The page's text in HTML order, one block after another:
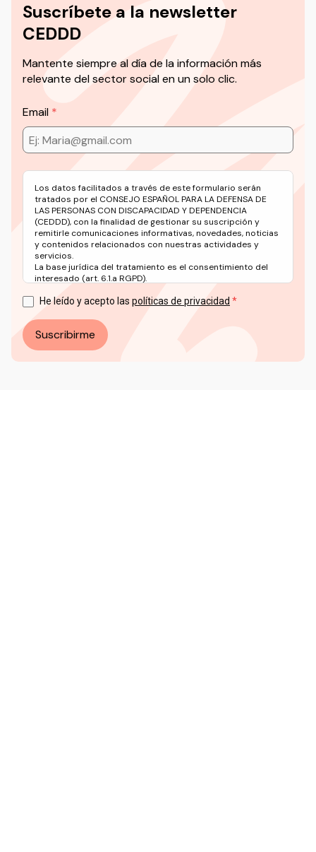
Suscríbete a la newsletter
CEDDD
Mantente siempre al día de la información más
relevante del sector social en un solo clic.
Email
Los datos facilitados a través de este formulario serán
tratados por el CONSEJO ESPAÑOL PARA LA DEFENSA DE
LAS PERSONAS CON DISCAPACIDAD Y DEPENDENCIA
(CEDDD), con la finalidad de gestionar su suscripción y
remitirle comunicaciones informativas, novedades, noticias
y contenidos relacionados con nuestras actividades y
servicios.
La base jurídica del tratamiento es el consentimiento del
interesado (art. 6.1.a RGPD).
datos a través del correo electrónico: info@ceddd.org
He leído y acepto las políticas de privacidad
Suscribirme